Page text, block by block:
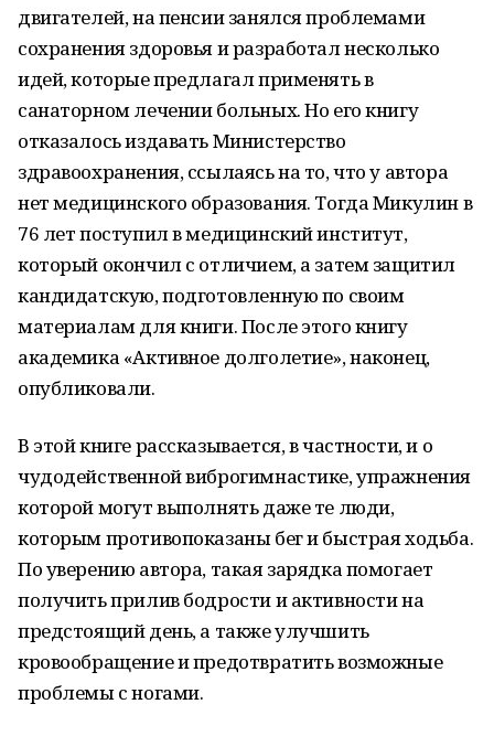
двигателей, на пенсии занялся проблемами
сохранения здоровья и разработал несколько
идей, которые предлагал применять в
санаторном лечении больных. Но его книгу
отказалось издавать Министерство
здравоохранения, ссылаясь на то, что у автора
нет медицинского образования. Тогда Микулин в
76 лет поступил в медицинский институт,
который окончил с отличием, а затем защитил
кандидатскую, подготовленную по своим
материалам для книги. После этого книгу
академика «Активное долголетие», наконец,
опубликовали.
В этой книге рассказывается, в частности, и о
чудодейственной виброгимнастике, упражнения
которой могут выполнять даже те люди,
которым противопоказаны бег и быстрая ходьба.
По уверению автора, такая зарядка помогает
получить прилив бодрости и активности на
предстоящий день, а также улучшить
кровообращение и предотвратить возможные
проблемы с ногами.